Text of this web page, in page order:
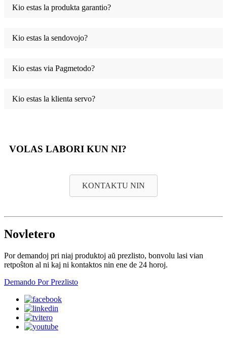
Kio estas la produkta garantio?
Kio estas la sendovojo?
Kio estas via Pagmetodo?
Kio estas la klienta servo?
VOLAS LABORI KUN NI?
KONTAKTU NIN
Novletero
Por demandoj pri niaj produktoj aŭ prezlisto, bonvolu lasi vian
retpoŝton al ni kaj ni kontaktos nin ene de 24 horoj.
Demando Por Prezlisto